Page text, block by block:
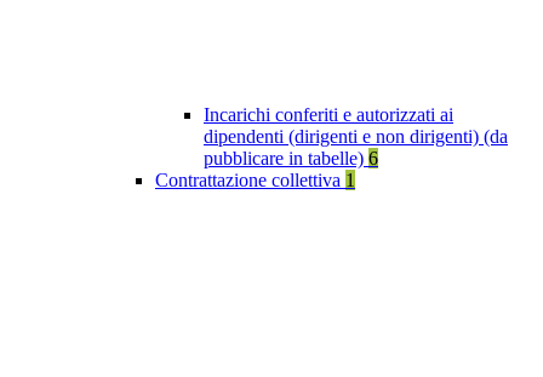
Incarichi conferiti e autorizzati ai
dipendenti (dirigenti e non dirigenti) (da
pubblicare in tabelle) 6
Contrattazione collettiva 1